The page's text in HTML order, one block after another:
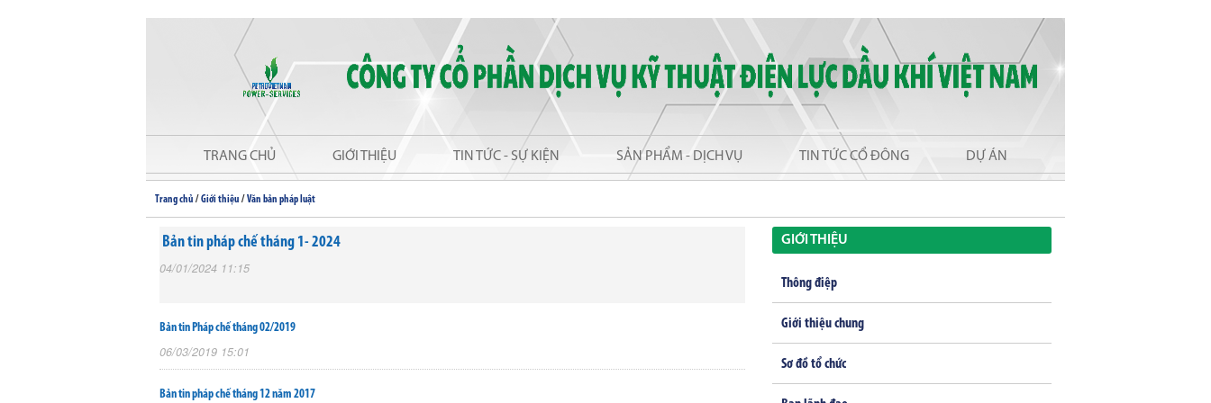
TRANG CHỦ GIỚI THIỆU TIN TỨC - SỰ KIỆN SẢN PHẨM - DỊCH VỤ TIN TỨC CỔ ĐÔNG DỰ ÁN
Trang chủ / Giới thiệu /Văn bản pháp luật
Bản tin pháp chế tháng 1- 2024
04/01/2024 11:15
Bản tin Pháp chế tháng 02/2019
06/03/2019 15:01
Bản tin pháp chế tháng 12 năm 2017
GIỚI THIỆU
Thông điệp
Giới thiệu chung
Sơ đồ tổ chức